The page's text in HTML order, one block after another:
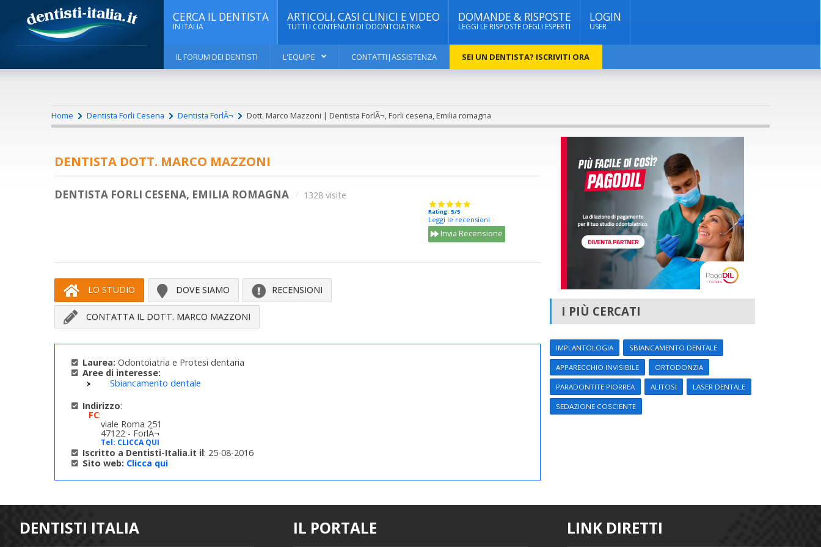
CERCA IL DENTISTA
IN ITALIA
ARTICOLI, CASI CLINICI E VIDEO
TUTTI I CONTENUTI DI ODONTOIATRIA
DOMANDE & RISPOSTE
LEGGI LE RISPOSTE DEGLI ESPERTI
LOGIN
USER
IL FORUM DEI DENTISTI L'EQUIPE CONTATTI|ASSISTENZA SEI UN DENTISTA? ISCRIVITI ORA
Home Dentista Forli Cesena Dentista ForlÃ¬ Dott. Marco Mazzoni | Dentista ForlÃ¬, Forli cesena, Emilia romagna
DENTISTA DOTT. MARCO MAZZONI
DENTISTA FORLI CESENA, EMILIA ROMAGNA 1328 visite
Rating: 5/5
Leggi le recensioni
Invia Recensione
LO STUDIO DOVE SIAMO RECENSIONI
CONTATTA IL DOTT. MARCO MAZZONI
Laurea: Odontoiatria e Protesi dentaria
Aree di interesse:
Sbiancamento dentale
Indirizzo:
FC:
viale Roma 251
47122 - ForlÃ¬
Tel: CLICCA QUI
Iscritto a Dentisti-Italia.it il: 25-08-2016
Sito web: Clicca qui
I PIÙ CERCATI
IMPLANTOLOGIA SBIANCAMENTO DENTALE
APPARECCHIO INVISIBILE ORTODONZIA
PARADONTITE PIORREA ALITOSI LASER DENTALE
SEDAZIONE COSCIENTE
DENTISTI ITALIA IL PORTALE LINK DIRETTI